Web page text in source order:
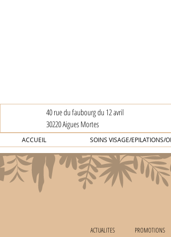
40 rue du faubourg du 12 avril
30220 Aigues Mortes
ACCUEIL SOINS VISAGE/EPILATIONS/
ACTUALITES PROMOTIONS